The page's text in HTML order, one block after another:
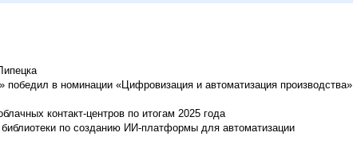
победил в номинации «Цифровизация и автоматизация производства»
контакт-центров по итогам 2025 года
по созданию ИИ-платформы для автоматизации